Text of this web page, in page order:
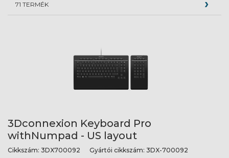
71 TERMÉK
3Dconnexion Keyboard Pro
withNumpad - US layout
Cikkszám: 3DX700092 Gyártói cikkszám: 3DX-700092